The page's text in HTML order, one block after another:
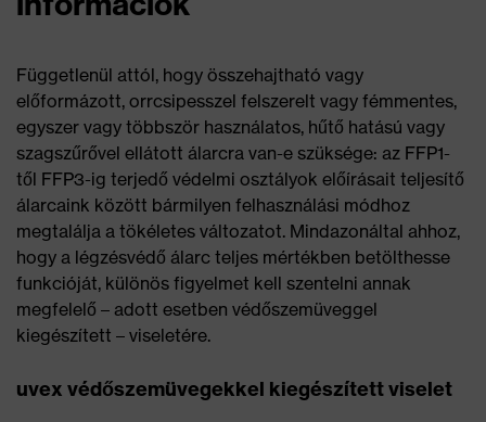
Függetlenül attól, hogy összehajtható vagy
előformázott, orrcsipesszel felszerelt vagy fémmentes,
egyszer vagy többször használatos, hűtő hatású vagy
szagszűrővel ellátott álarcra van-e szüksége: az FFP1-
től FFP3-ig terjedő védelmi osztályok előírásait teljesítő
álarcaink között bármilyen felhasználási módhoz
megtalálja a tökéletes változatot. Mindazonáltal ahhoz,
hogy a légzésvédő álarc teljes mértékben betölthesse
funkcióját, különös figyelmet kell szentelni annak
megfelelő – adott esetben védőszemüveggel
kiegészített – viseletére.
uvex védőszemüvegekkel kiegészített viselet